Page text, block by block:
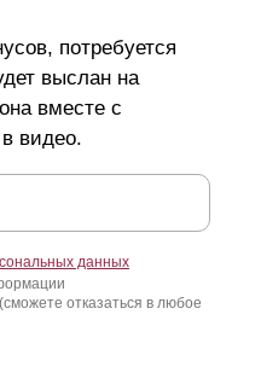
потребуется
выслан на
вместе с
видео.
данных
отказаться в любое